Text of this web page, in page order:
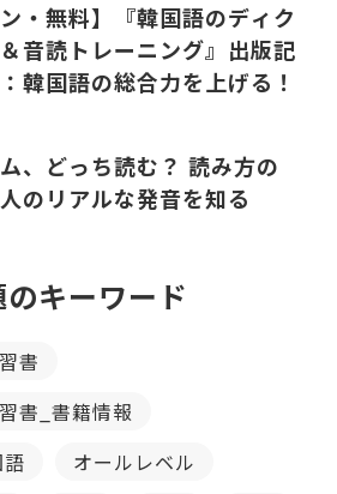
ン・無料】『韓国語のディク
音読トレーニング』出版記
韓国語の総合力を上げる！
、どっち読む？ 読み方の
のリアルな発音を知る
キーワード
書
書_書籍情報
オールレベル